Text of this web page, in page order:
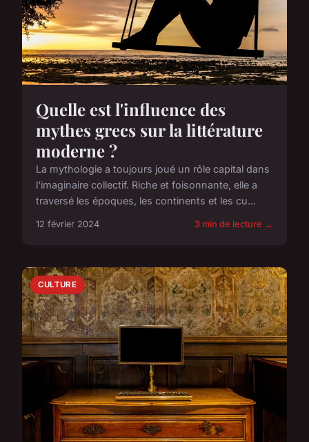
Quelle est l'influence des
mythes grecs sur la littérature
moderne ?
La mythologie a toujours joué un rôle capital dans
l'imaginaire collectif. Riche et foisonnante, elle a
traversé les époques, les continents et les cu...
12 février 2024 3 min de lecture →
CULTURE